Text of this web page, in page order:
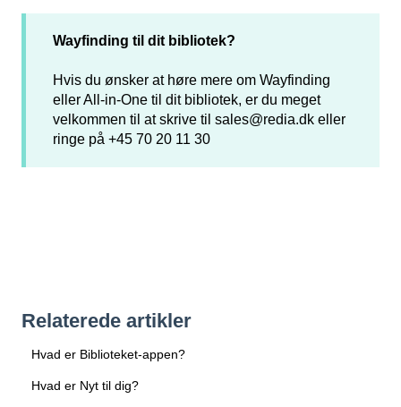
Wayfinding til dit bibliotek?
Hvis du ønsker at høre mere om Wayfinding
eller All-in-One til dit bibliotek, er du meget
velkommen til at skrive til sales@redia.dk eller
ringe på +45 70 20 11 30
Relaterede artikler
Hvad er Biblioteket-appen?
Hvad er Nyt til dig?